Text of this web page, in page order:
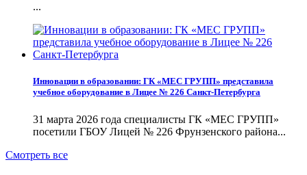
...
Инновации в образовании: ГК «МЕС ГРУПП» представила
учебное оборудование в Лицее № 226 Санкт-Петербурга
31 марта 2026 года специалисты ГК «МЕС ГРУПП»
посетили ГБОУ Лицей № 226 Фрунзенского района...
Смотреть все